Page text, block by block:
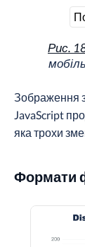
Рис.
Зображення
JavaScript
яка трохи
Формати